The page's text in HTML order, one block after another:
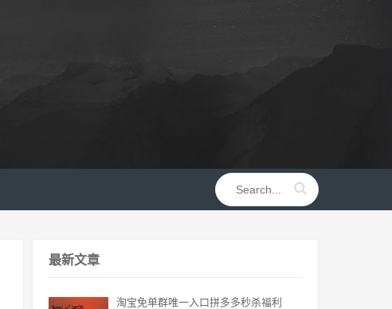
最新文章
淘宝免单群唯一入口拼多多秒杀福利